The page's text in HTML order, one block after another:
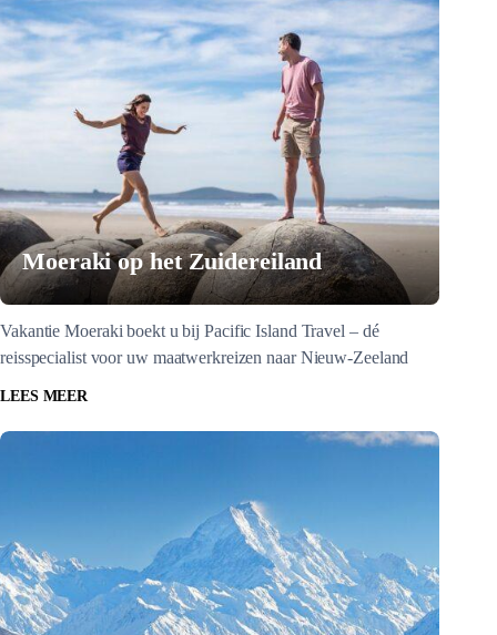
Moeraki op het Zuidereiland
Vakantie Moeraki boekt u bij Pacific Island Travel – dé
reisspecialist voor uw maatwerkreizen naar Nieuw-Zeeland
LEES MEER